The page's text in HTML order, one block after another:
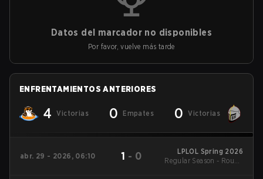
Datos del marcador no disponibles
Por favor, vuelve más tarde
ENFRENTAMIENTOS ANTERIORES
4 Victorias 0 Empates 0 Victorias
abr. 29 - 2026, 06:10 1 - 0
LPLOL Spring 2026
Regular Season - Round